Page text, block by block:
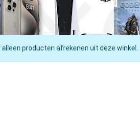
producten afrekenen uit deze winkel.